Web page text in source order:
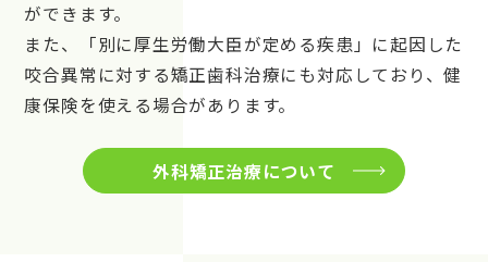
ができます。
また、「別に厚生労働大臣が定める疾患」に起因した
咬合異常に対する矯正歯科治療にも対応しており、健
康保険を使える場合があります。
外科矯正治療について